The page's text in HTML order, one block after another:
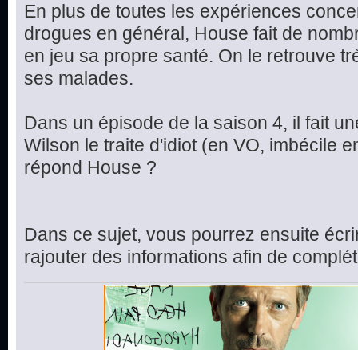
En plus de toutes les expériences
drogues en général, House fait de
en jeu sa propre santé. On le retrouve
ses malades.
Dans un épisode de la saison 4, il fait
Wilson le traite d'idiot (en VO, imbécile
répond House ?
Dans ce sujet, vous pourrez ensuite
rajouter des informations afin de